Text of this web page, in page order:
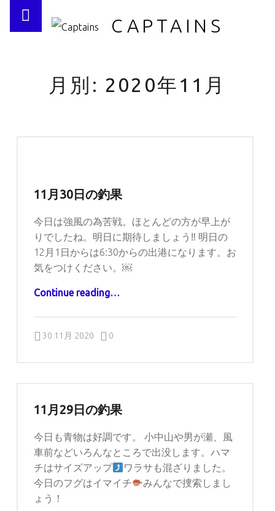
CAPTAINS
月別: 2020年11月
11月30日の釣果
今日は強風の為苦戦。ほとんどの方が早上が
りでしたね。明日に期待しましょう‼︎ 明日の
12月1日からは6:30からの出港になります。お
気をつけください。￼
Continue reading“11月30日の釣果”
…
30 11月 2020
captains Comments:0
11月29日の釣果
今日も青物は好調です。 小中山や男が瀬、風
車前などいろんなところで出没します。ハマ
チはサイズアップ
ワラサも混ざりました。
今日のフグはイマイチ
みんなで捜索しまし
ょう！